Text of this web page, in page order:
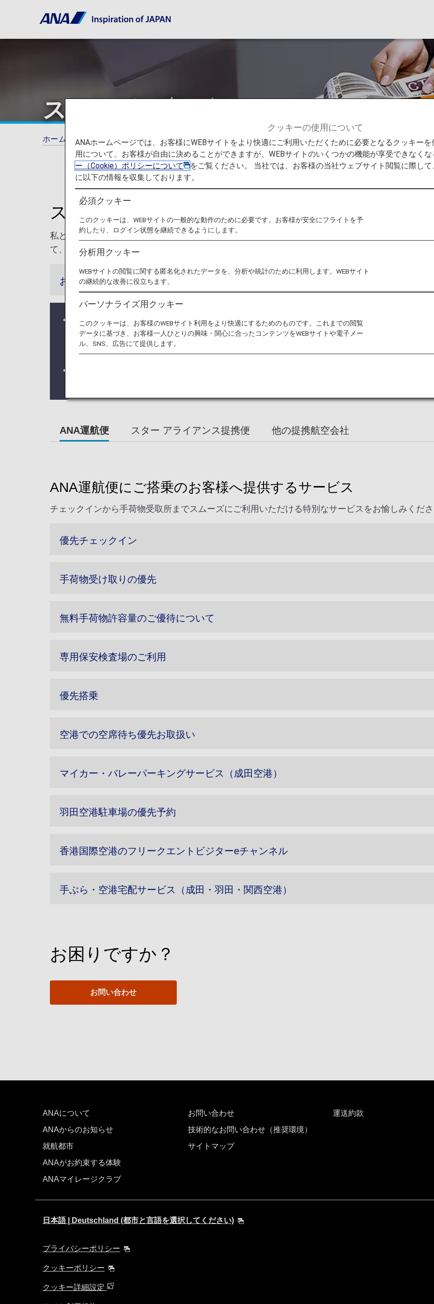
スムーズな空の旅
ホーム ANAマイレージクラブ プレミアムメンバーサービス プレミアムメンバー特典 スムーズ
スムーズで快適な空の旅
私どもは、プレミアムメンバーの皆さまにできる限り快適にお過ごしいただけるよう心がけてい
て、お客様の空の旅によりご満足いただけることを願っております。
お知らせ
システムの不具合により、国内線特典航空券をWEBでご予約の場合、ANA以外の運航便で
ービスの情報が連携されない事象が発生しております。ご不便をおかけいたしますが、プ
ステイタスカードやデジタルカードをご提示ください。
ANA運航便 スター アライアンス提携便 他の提携航空会社
ANA運航便にご搭乗のお客様へ提供するサービス
チェックインから手荷物受取所までスムーズにご利用いただける特別なサービスをお愉しみくだ
優先チェックイン
手荷物受け取りの優先
無料手荷物許容量のご優待について
専用保安検査場のご利用
優先搭乗
空港での空席待ち優先お取扱い
マイカー・バレーパーキングサービス（成田空港）
羽田空港駐車場の優先予約
香港国際空港のフリークエントビジターeチャンネル
手ぶら・空港宅配サービス（成田・羽田・関西空港）
お困りですか？
お問い合わせ
ANAについて
ANAからのお知らせ
就航都市
ANAがお約束する体験
ANAマイレージクラブ
お問い合わせ
技術的なお問い合わせ（推奨環境）
サイトマップ
運送約款
日本語 | Deutschland (都市と言語を選択してください)
プライバシーポリシー
クッキーポリシー
クッキー詳細設定
クッキーの使用について
ANAホームページでは、お客様にWEBサイトをより快適にご利用いただくために必要となるクッキー
用について、お客様が自由に決めることができますが、WEBサイトのいくつかの機能が享受できなく
ー（Cookie）ポリシーについて
をご覧ください。 当社では、お客様の当社ウェブサイト閲覧に際し
に以下の情報を収集しております。
必須クッキー
このクッキーは、WEBサイトの一般的な動作のために必要です。お客様が安全にフライトを予
約したり、ログイン状態を継続できるようにします。
分析用クッキー
WEBサイトの閲覧に関する匿名化されたデータを、分析や統計のために利用します。WEBサイト
の継続的な改善に役立ちます。
パーソナライズ用クッキー
このクッキーは、お客様のWEBサイト利用をより快適にするためのものです。これまでの閲覧
データに基づき、お客様一人ひとりの興味・関心に合ったコンテンツをWEBサイトや電子メー
ル、SNS、広告にて提供します。